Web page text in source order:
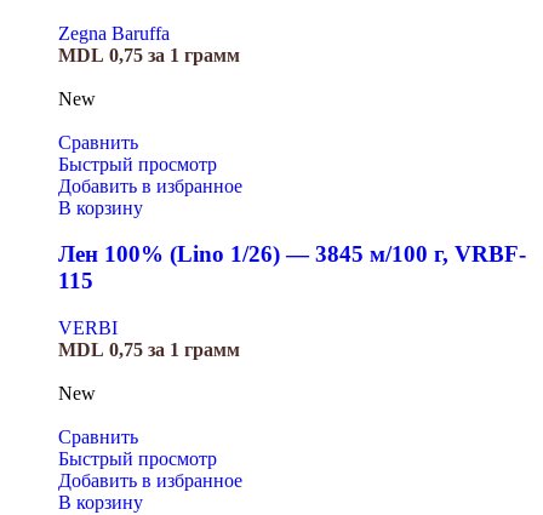
Zegna Baruffa
MDL 0,75 за 1 грамм
New
Сравнить
Быстрый просмотр
Добавить в избранное
В корзину
Лен 100% (Lino 1/26) — 3845 м/100 г, VRBF-
115
VERBI
MDL 0,75 за 1 грамм
New
Сравнить
Быстрый просмотр
Добавить в избранное
В корзину